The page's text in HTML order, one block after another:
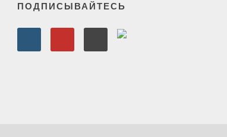
ПОДПИСЫВАЙТЕСЬ